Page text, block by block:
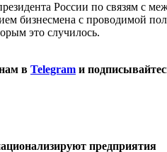
России по связям с
бизнесмена с проводимой
это случилось.
в Telegram и
предприятия